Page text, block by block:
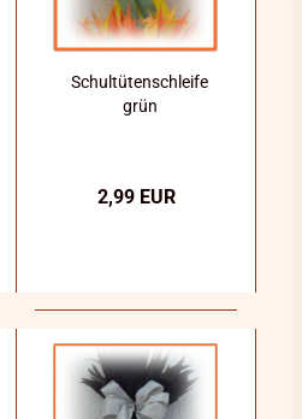
Schultütenschleife
grün
2,99 EUR